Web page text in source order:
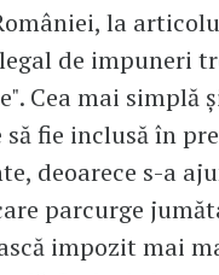
la
de impuneri
Cea mai simplă
să fie inclusă în
deoarece s-a
parcurge
impozit mai